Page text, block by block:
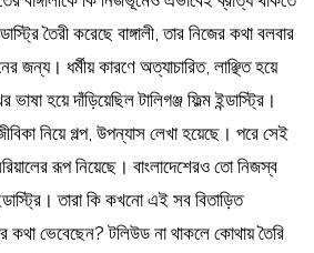
তৈরী করেছে বাঙ্গালী, তার নিজের কথা বলবার
জন্য। ধর্মীয় কারণে অত্যাচারিত, লাঞ্ছিত হয়ে
হয়ে দাঁড়িয়েছিল টালিগঞ্জ ফিল্ম ইন্ডাস্ট্রি।
নিয়ে গল্প, উপন্যাস লেখা হয়েছে। পরে সেই
রূপ নিয়েছে। বাংলাদেশেরও তো নিজস্ব
তারা কি কখনো এই সব বিতাড়িত
কথা ভেবেছেন? টলিউড না থাকলে কোথায় তৈরি